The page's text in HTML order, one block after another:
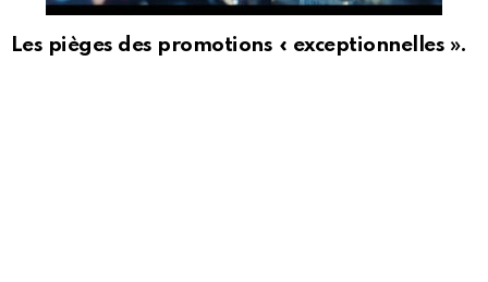
Les pièges des promotions « exceptionnelles ».